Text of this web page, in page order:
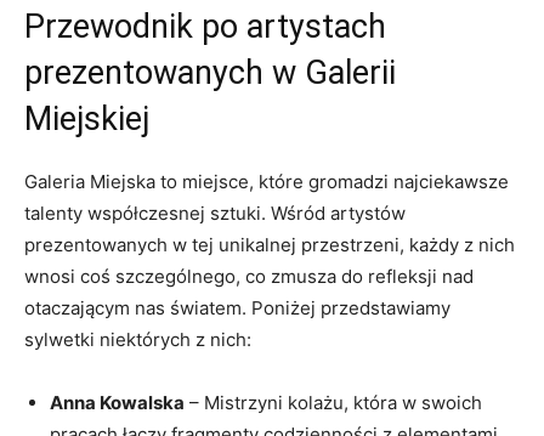
Przewodnik po artystach
prezentowanych w Galerii
Miejskiej
Galeria Miejska ⁤to miejsce, które gromadzi najciekawsze
talenty współczesnej sztuki. Wśród artystów⁢
prezentowanych w tej unikalnej przestrzeni, każdy z nich
wnosi coś szczególnego, co ⁤zmusza do refleksji nad
otaczającym‍ nas światem. Poniżej przedstawiamy
sylwetki niektórych z nich:
Anna Kowalska – Mistrzyni kolażu, ⁢która w swoich